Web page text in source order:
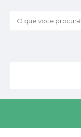
O que voce procura?